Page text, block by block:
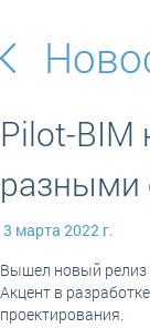
Pilot-BIM
разными
3 марта 2022 г.
Вышел новый релиз
Акцент в
проектирования.